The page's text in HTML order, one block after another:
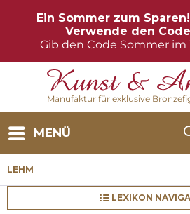
Ein Sommer zum
Verwende den
Gib den Code Sommer im
Manufaktur für exklusive
MENÜ
LEHM
LEXIKON